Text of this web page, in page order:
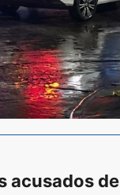
acusados de